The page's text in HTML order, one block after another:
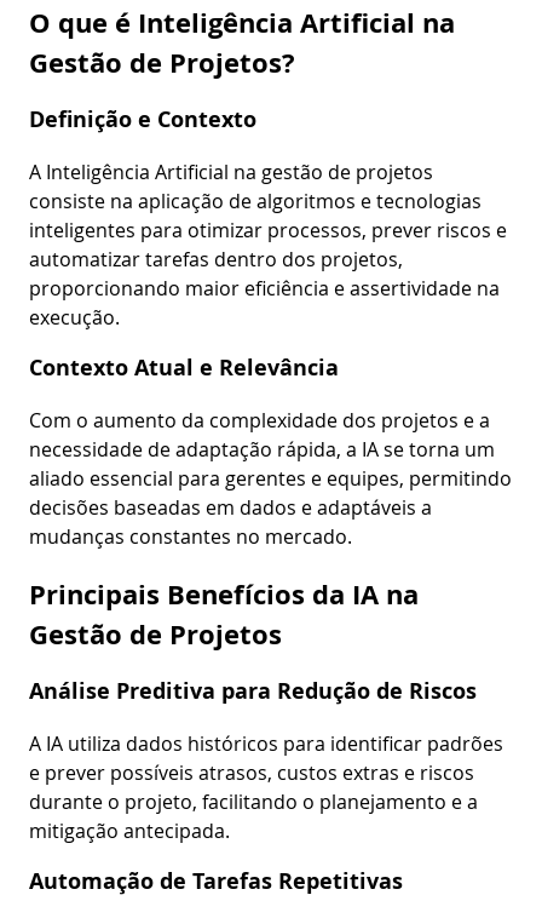
O que é Inteligência Artificial na
Gestão de Projetos?
Definição e Contexto
A Inteligência Artificial na gestão de projetos
consiste na aplicação de algoritmos e tecnologias
inteligentes para otimizar processos, prever riscos e
automatizar tarefas dentro dos projetos,
proporcionando maior eficiência e assertividade na
execução.
Contexto Atual e Relevância
Com o aumento da complexidade dos projetos e a
necessidade de adaptação rápida, a IA se torna um
aliado essencial para gerentes e equipes, permitindo
decisões baseadas em dados e adaptáveis a
mudanças constantes no mercado.
Principais Benefícios da IA na
Gestão de Projetos
Análise Preditiva para Redução de Riscos
A IA utiliza dados históricos para identificar padrões
e prever possíveis atrasos, custos extras e riscos
durante o projeto, facilitando o planejamento e a
mitigação antecipada.
Automação de Tarefas Repetitivas